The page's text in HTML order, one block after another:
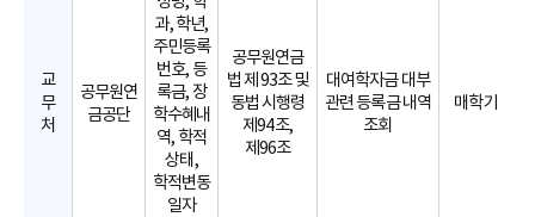
교
무
처
공무원연
금공단
과, 학년,
주민등록
번호, 등
록금, 장
학수혜내
역, 학적
상태,
학적변동
일자
공무원연금
법 제 93조 및
동법 시행령
제94조,
제96조
대여학자금 대부
관련 등록금 내역
조회
매학기